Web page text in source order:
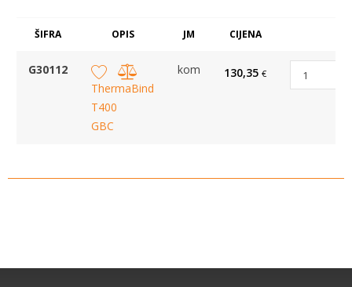
ŠIFRA OPIS JM CIJENA
G30112
ThermaBind
T400
GBC
kom 130,35 €